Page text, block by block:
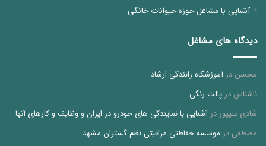
آشنایی با مشاغل حوزه حیوانات خانگی
دیدگاه های مشاغل
محسن درآموزشگاه رانندگی ارشاد
ناشناس درپالت رنگی
شادی علیپوردرآشنایی با نمایندگی های خودرو در ایران و وظایف و کارهای آنها
مصطفی در موسسه حفاظتی مراقبتی نظم گستران مشهد